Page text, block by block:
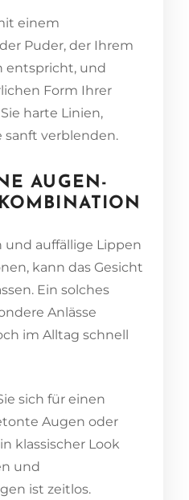
einem
Puder, der Ihrem
entspricht, und
Form Ihrer
harte Linien,
sanft verblenden.
AUGEN-
und auffällige Lippen
kann das Gesicht
Ein solches
Anlässe
im Alltag schnell
sich für einen
Augen oder
klassischer Look
und
ist zeitlos.